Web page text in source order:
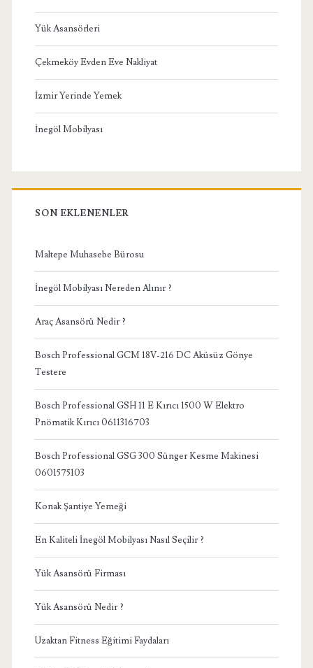
Yük Asansörleri
Çekmeköy Evden Eve Nakliyat
İzmir Yerinde Yemek
İnegöl Mobilyası
SON EKLENENLER
Maltepe Muhasebe Bürosu
İnegöl Mobilyası Nereden Alınır ?
Araç Asansörü Nedir ?
Bosch Professional GCM 18V-216 DC Aküsüz Gönye
Testere
Bosch Professional GSH 11 E Kırıcı 1500 W Elektro
Pnömatik Kırıcı 0611316703
Bosch Professional GSG 300 Sünger Kesme Makinesi
0601575103
Konak Şantiye Yemeği
En Kaliteli İnegöl Mobilyası Nasıl Seçilir ?
Yük Asansörü Firması
Yük Asansörü Nedir ?
Uzaktan Fitness Eğitimi Faydaları